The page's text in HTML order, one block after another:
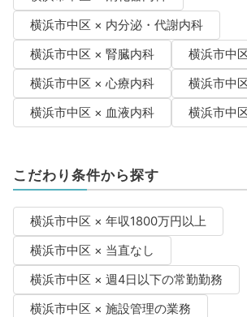
横浜市中区 × 内分泌・代謝内科
横浜市中区 × 腎臓内科
横浜市中
横浜市中区 × 心療内科
横浜市中
横浜市中区 × 血液内科
横浜市中
こだわり条件から探す
横浜市中区 × 年収1800万円以上
横浜市中区 × 当直なし
横浜市中区 × 週4日以下の常勤勤務
横浜市中区 × 施設管理の業務